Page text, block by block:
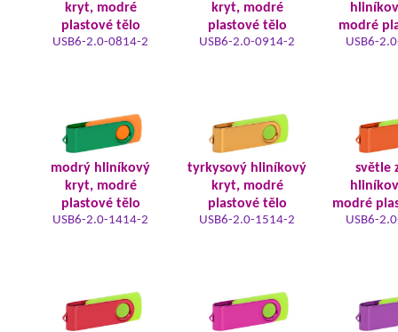
kryt, modré
plastové tělo
USB6-2.0-0814-2
kryt, modré
plastové tělo
USB6-2.0-0914-2
modré
USB6-
modrý hliníkový
kryt, modré
plastové tělo
USB6-2.0-1414-2
tyrkysový hliníkový
kryt, modré
plastové tělo
USB6-2.0-1514-2
světle
modré
USB6-